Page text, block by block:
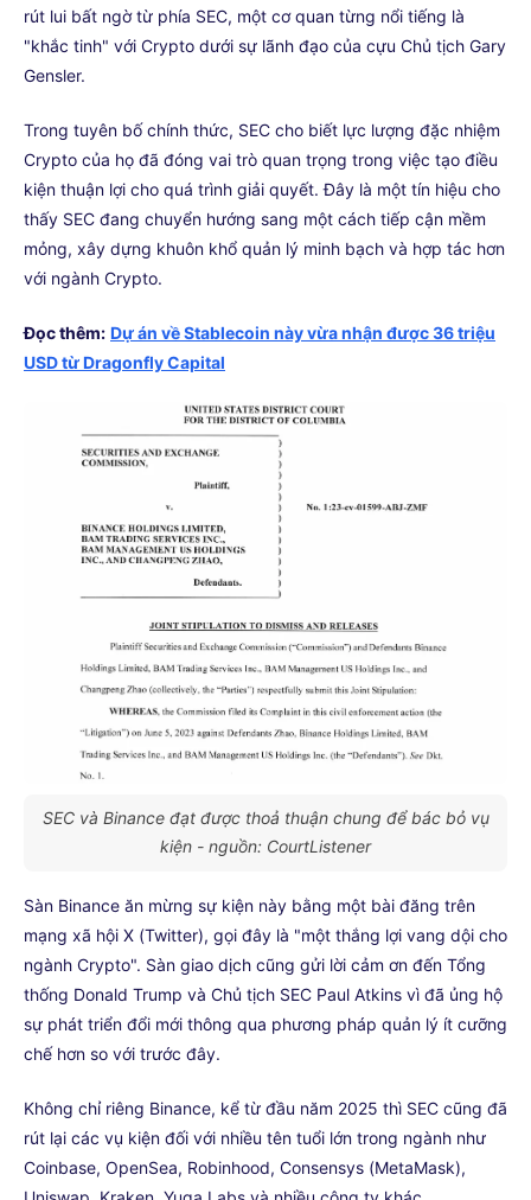
rút lui bất ngờ từ phía SEC, một cơ quan từng nổi tiếng là
"khắc tinh" với Crypto dưới sự lãnh đạo của cựu Chủ tịch Gary
Gensler.
Trong tuyên bố chính thức, SEC cho biết lực lượng đặc nhiệm
Crypto của họ đã đóng vai trò quan trọng trong việc tạo điều
kiện thuận lợi cho quá trình giải quyết. Đây là một tín hiệu cho
thấy SEC đang chuyển hướng sang một cách tiếp cận mềm
mỏng, xây dựng khuôn khổ quản lý minh bạch và hợp tác hơn
với ngành Crypto.
Đọc thêm: Dự án về Stablecoin này vừa nhận được 36 triệu
USD từ Dragonfly Capital
SEC và Binance đạt được thoả thuận chung để bác bỏ vụ
kiện - nguồn: CourtListener
Sàn Binance ăn mừng sự kiện này bằng một bài đăng trên
mạng xã hội X (Twitter), gọi đây là "một thắng lợi vang dội cho
ngành Crypto". Sàn giao dịch cũng gửi lời cảm ơn đến Tổng
thống Donald Trump và Chủ tịch SEC Paul Atkins vì đã ủng hộ
sự phát triển đổi mới thông qua phương pháp quản lý ít cưỡng
chế hơn so với trước đây.
Không chỉ riêng Binance, kể từ đầu năm 2025 thì SEC cũng đã
rút lại các vụ kiện đối với nhiều tên tuổi lớn trong ngành như
Coinbase, OpenSea, Robinhood, Consensys (MetaMask),